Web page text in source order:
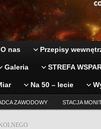
O nas Przepisy
Galeria STREFA
Na 50 – lecie
ZAWODOWY STACJA